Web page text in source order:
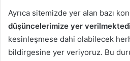
Ayrıca sitemizde yer alan bazı
düşüncelerimize yer
kesinleşmese dahi olabilecek
bildirgesine yer veriyoruz. Bu